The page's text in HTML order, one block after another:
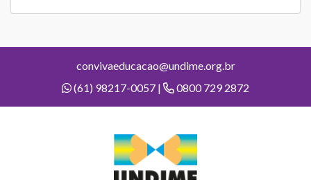
convivaeducacao@undime.org.br
(61) 98217-0057 |
0800 729 2872